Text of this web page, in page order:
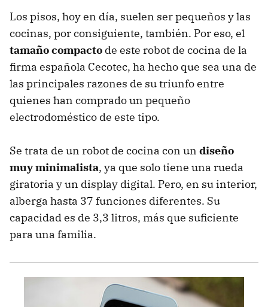
Los pisos, hoy en día, suelen ser pequeños y las
cocinas, por consiguiente, también. Por eso, el
tamaño compacto de este robot de cocina de la
firma española Cecotec, ha hecho que sea una de
las principales razones de su triunfo entre
quienes han comprado un pequeño
electrodoméstico de este tipo.
Se trata de un robot de cocina con un diseño
muy minimalista, ya que solo tiene una rueda
giratoria y un display digital. Pero, en su interior,
alberga hasta 37 funciones diferentes. Su
capacidad es de 3,3 litros, más que suficiente
para una familia.